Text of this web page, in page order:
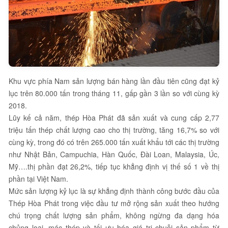
Khu vực phía Nam sản lượng bán hàng lần đầu tiên cũng đạt kỷ
lục trên 80.000 tấn trong tháng 11, gấp gần 3 lần so với cùng kỳ
2018.
Lũy kế cả năm, thép Hòa Phát đã sản xuất và cung cấp 2,77
triệu tấn thép chất lượng cao cho thị trường, tăng 16,7% so với
cùng kỳ, trong đó có trên 265.000 tấn xuất khẩu tới các thị trường
như Nhật Bản, Campuchia, Hàn Quốc, Đài Loan, Malaysia, Úc,
Mỹ….thị phần đạt 26,2%, tiếp tục khẳng định vị thế số 1 về thị
phần tại Việt Nam.
Mức sản lượng kỷ lục là sự khẳng định thành công bước đầu của
Thép Hòa Phát trong việc đầu tư mở rộng sản xuất theo hướng
chú trọng chất lượng sản phẩm, không ngừng đa dạng hóa